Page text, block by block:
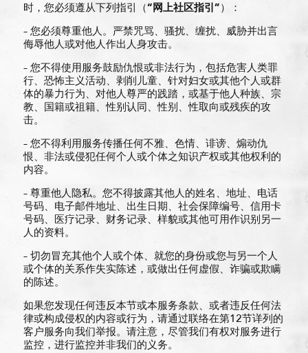
时，您必须遵从下列指引（“ 网上社区指引 ”）：
– 您必须尊重他人。严禁咒骂、骚扰、缠扰、威胁并出言
侮辱他人或对他人作出人身攻击。
– 您不得使用服务鼓励仇恨或非法行为，包括危害人类罪
行、恐怖主义活动、剥削儿童、针对妇女或其他个人或群
体的暴力行为、对他人尊严的践踏，或基于他人种族、宗
教、国籍或祖籍、性别认同、性别、性取向或残疾的攻
击。
– 您不得利用服务传播任何不雅、色情、诽谤、煽动仇
恨、非法或侵犯任何个人或个体之知识产权或其他权利的
内容。
– 尊重他人隐私。您不得披露其他人的姓名、地址、电话
号码、电子邮件地址、出生日期、社会保障编号、信用卡
号码、医疗记录、财务记录、样貌或其他可用作识别另一
人的资料。
– 切勿冒充其他个人或个体、就您的身份或您与另一个人
或个体的关系作失实陈述，或做出任何虚假、诈骗或欺瞒
的陈述。
如果您发现任何违反本节或本服务条款、或者违反任何法
律或构成侵权的内容或行为，请通过联络在第12节详列的
客户服务向我们举报。请注意，尽管我们有权对服务进行
监控，进行监控并非我们的义务。